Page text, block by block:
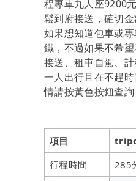
程專車九人座9200
鬆到府接送，確切
如果想知道包車或
鐵，不過如果不希
接送、租車自駕、
一人出行且在不趕
情請按黃色按鈕查詢
項目
行程時間
285